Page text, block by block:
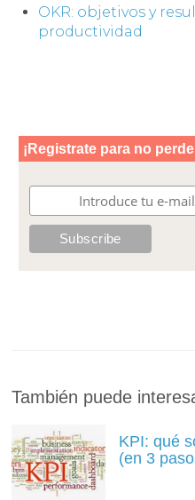
OKR: objetivos y
productividad
También puede
KPI: qué
(en 3